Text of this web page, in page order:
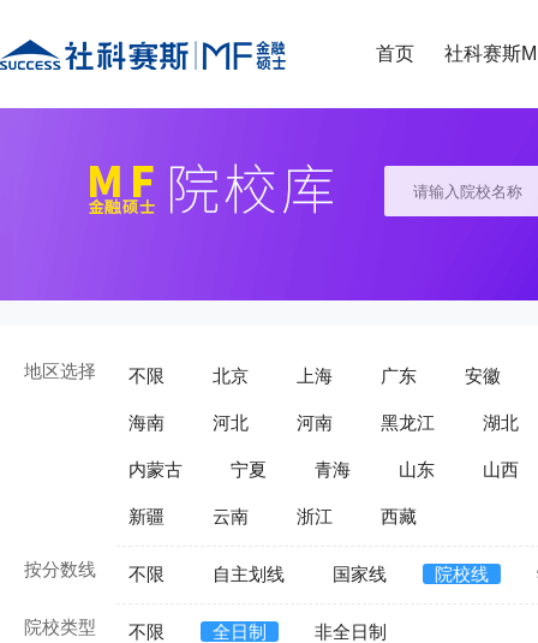
首页 社科赛斯
地区选择 不限 北京 上海 广东 安徽
海南 河北 河南 黑龙江 湖北
内蒙古 宁夏 青海 山东 山西
新疆 云南 浙江 西藏
按分数线 不限 自主划线 国家线 院校线
院校类型 不限 全日制 非全日制